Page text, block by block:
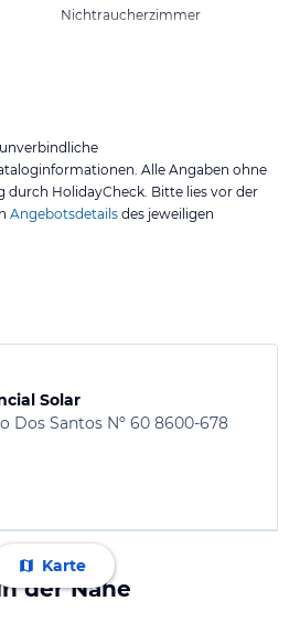
Nichtraucherzimmer
Alle Angaben ohne
durch HolidayCheck. Bitte lies vor der
Angebotsdetails des jeweiligen
Solar
Dos Santos Nº 60 8600-678
Karte
der Nähe